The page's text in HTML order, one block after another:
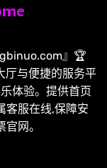
』🏆
厅与便捷的服务平
体验。提供首页
客服在线,保障安
网。